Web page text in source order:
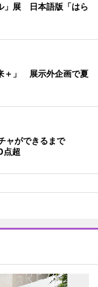
」展 日本語版「はら
＋」 展示外企画で夏
ャができるまで
点超